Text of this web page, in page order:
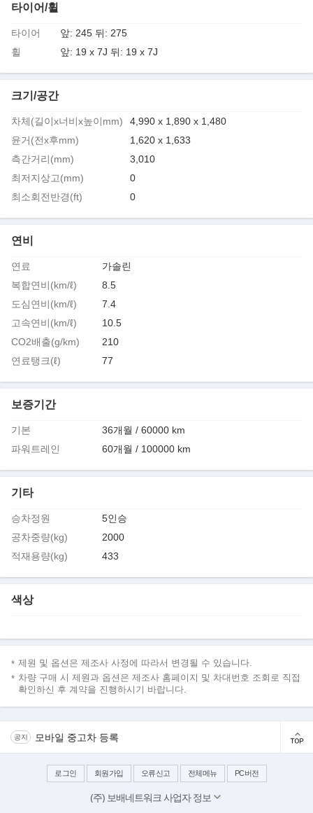
타이어/휠
타이어
앞: 245 뒤: 275
휠
앞: 19 x 7J 뒤: 19 x 7J
크기/공간
차체(길이x너비x높이mm)
4,990 x 1,890 x 1,480
윤거(전x후mm)
1,620 x 1,633
측간거리(mm)
3,010
최저지상고(mm)
0
최소회전반경(ft)
0
연비
연료
가솔린
복합연비(km/ℓ)
8.5
도심연비(km/ℓ)
7.4
고속연비(km/ℓ)
10.5
CO2배출(g/km)
210
연료탱크(ℓ)
77
보증기간
기본
36개월 / 60000 km
파워트레인
60개월 / 100000 km
기타
승차정원
5인승
공차중량(kg)
2000
적재용량(kg)
433
색상
제원 및 옵션은 제조사 사정에 따라서 변경될 수 있습니다.
차량 구매 시 제원과 옵션은 제조사 홈페이지 및 차대번호 조회로 직접
확인하신 후 계약을 진행하시기 바랍니다.
공지 모바일 중고차 등록
로그인 회원가입 오류신고 전체메뉴 PC버전
(주) 보배네트워크 사업자 정보